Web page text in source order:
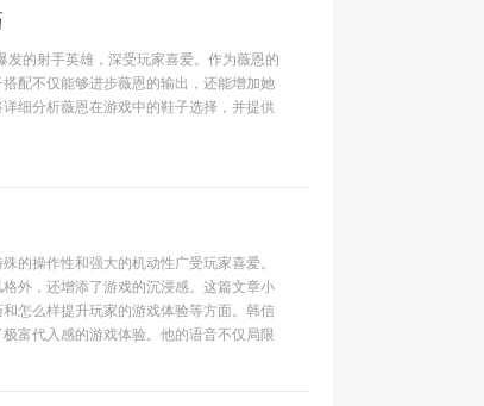
发的射手英雄，深受玩家喜爱。作为薇恩的
配不仅能够进步薇恩的输出，还能增加她
细分析薇恩在游戏中的鞋子选择，并提供
的操作性和强大的机动性广受玩家喜爱。
外，还增添了游戏的沉浸感。这篇文章小
怎么样提升玩家的游戏体验等方面。韩信
富代入感的游戏体验。他的语音不仅局限